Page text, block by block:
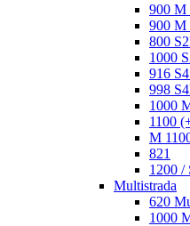
900 M
900 M
800
1000
916
998
1000
1100
M
821
1200 /
Multistrada
620
1000